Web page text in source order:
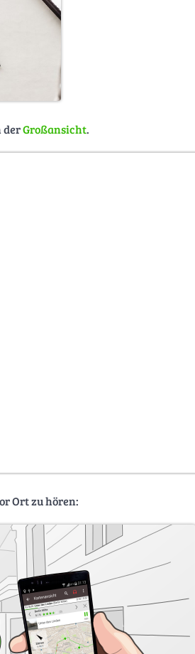
derGroßansicht.
Ort zu hören: